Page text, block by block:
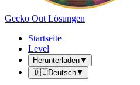
Gecko Out Lösungen
Startseite
Level
Herunterladen▼
🇩🇪Deutsch▼